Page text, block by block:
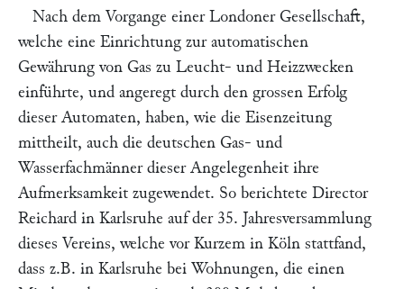
Nach dem Vorgange einer Londoner Gesellschaft,
welche eine Einrichtung zur automatischen
Gewährung von Gas zu Leucht- und Heizzwecken
einführte, und angeregt durch den grossen Erfolg
dieser Automaten, haben, wie die Eisenzeitung
mittheilt, auch die deutschen Gas- und
Wasserfachmänner dieser Angelegenheit ihre
Aufmerksamkeit zugewendet. So berichtete Director
Reichard in Karlsruhe auf der 35. Jahresversammlung
dieses Vereins, welche vor Kurzem in Köln stattfand,
dass z.B. in Karlsruhe bei Wohnungen, die einen